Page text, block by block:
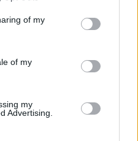
uses one or more Google
information including but
behaviour. You may click to
and its third-party tags to
of my
of my
my
Advertising.
pezzi unici che